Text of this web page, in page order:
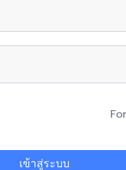
เข้าสู่ระบบ